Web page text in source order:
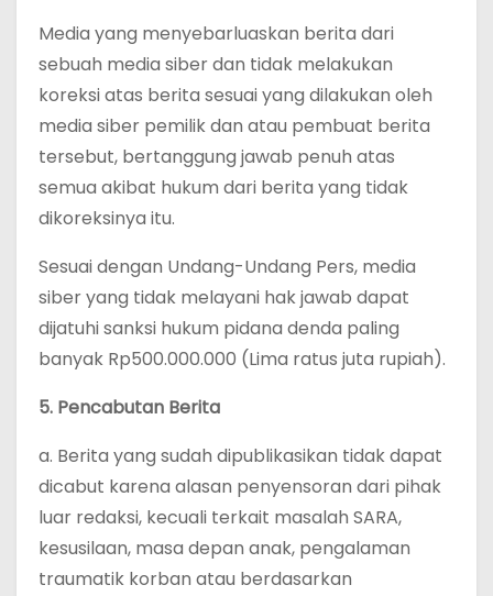
Media yang menyebarluaskan berita dari
sebuah media siber dan tidak melakukan
koreksi atas berita sesuai yang dilakukan oleh
media siber pemilik dan atau pembuat berita
tersebut, bertanggung jawab penuh atas
semua akibat hukum dari berita yang tidak
dikoreksinya itu.
Sesuai dengan Undang-Undang Pers, media
siber yang tidak melayani hak jawab dapat
dijatuhi sanksi hukum pidana denda paling
banyak Rp500.000.000 (Lima ratus juta rupiah).
5. Pencabutan Berita
a. Berita yang sudah dipublikasikan tidak dapat
dicabut karena alasan penyensoran dari pihak
luar redaksi, kecuali terkait masalah SARA,
kesusilaan, masa depan anak, pengalaman
traumatik korban atau berdasarkan